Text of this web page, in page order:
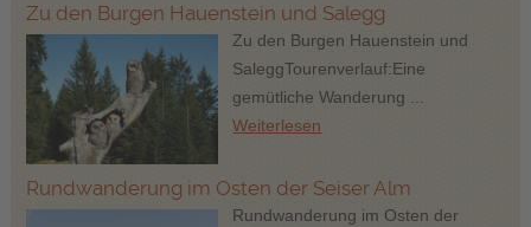
Zu den Burgen Hauenstein und Salegg
Zu den Burgen Hauenstein und
SaleggTourenverlauf:Eine
gemütliche Wanderung ...
Weiterlesen
Rundwanderung im Osten der Seiser Alm
Rundwanderung im Osten der